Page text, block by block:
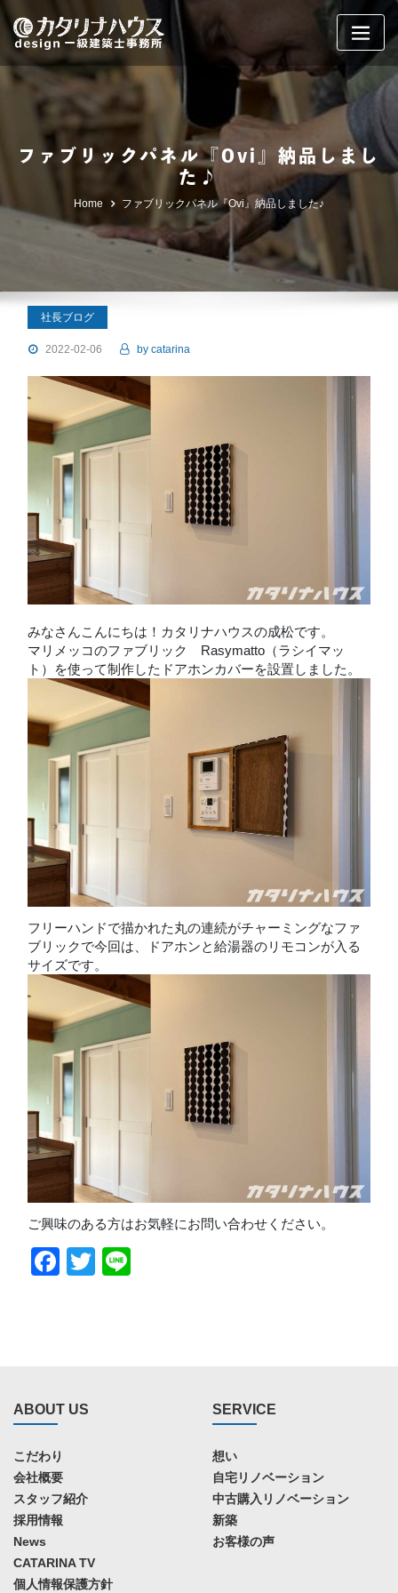
content
ファブリックパネル『Ovi』納品しまし
た♪
Home ファブリックパネル『Ovi』納品しました♪
社長ブログ
2022-02-06 by catarina
みなさんこんにちは！カタリナハウスの成松です。
マリメッコのファブリック Rasymatto（ラシイマッ
ト）を使って制作したドアホンカバーを設置しました。
フリーハンドで描かれた丸の連続がチャーミングなファ
ブリックで今回は、ドアホンと給湯器のリモコンが入る
サイズです。
ご興味のある方はお気軽にお問い合わせください。
Facebook
Twitter
ABOUT US
こだわり
会社概要
スタッフ紹介
採用情報
News
CATARINA TV
個人情報保護方針
SERVICE
想い
自宅リノベーション
中古購入リノベーション
新築
お客様の声